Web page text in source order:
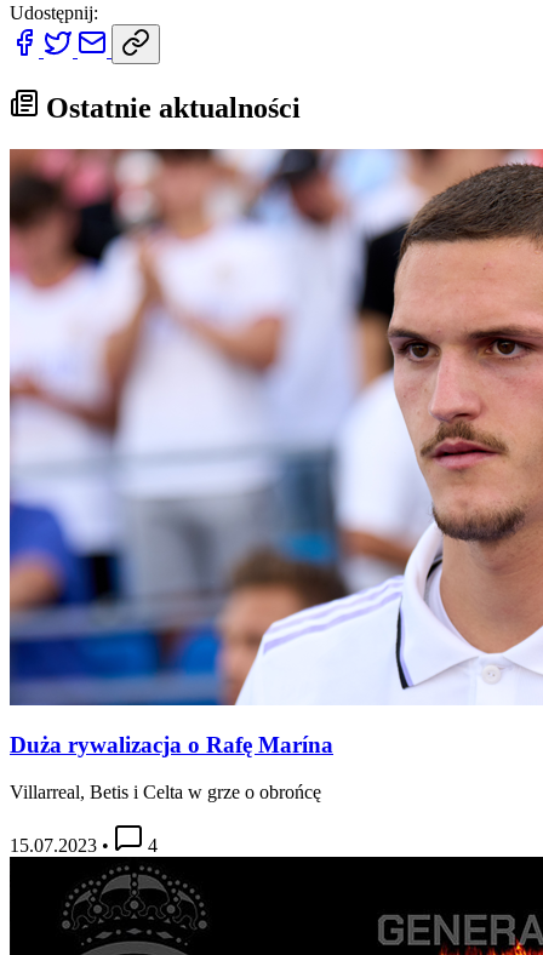
Udostępnij:
Ostatnie aktualności
Duża rywalizacja o Rafę Marína
Villarreal, Betis i Celta w grze o obrońcę
15.07.2023 • 4